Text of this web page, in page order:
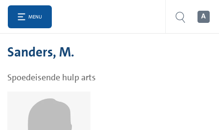
MENU
Sanders, M.
Spoedeisende hulp arts